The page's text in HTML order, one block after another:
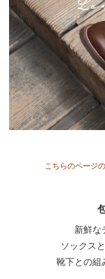
こちらのページ
新鮮な
ソックス
靴下との組